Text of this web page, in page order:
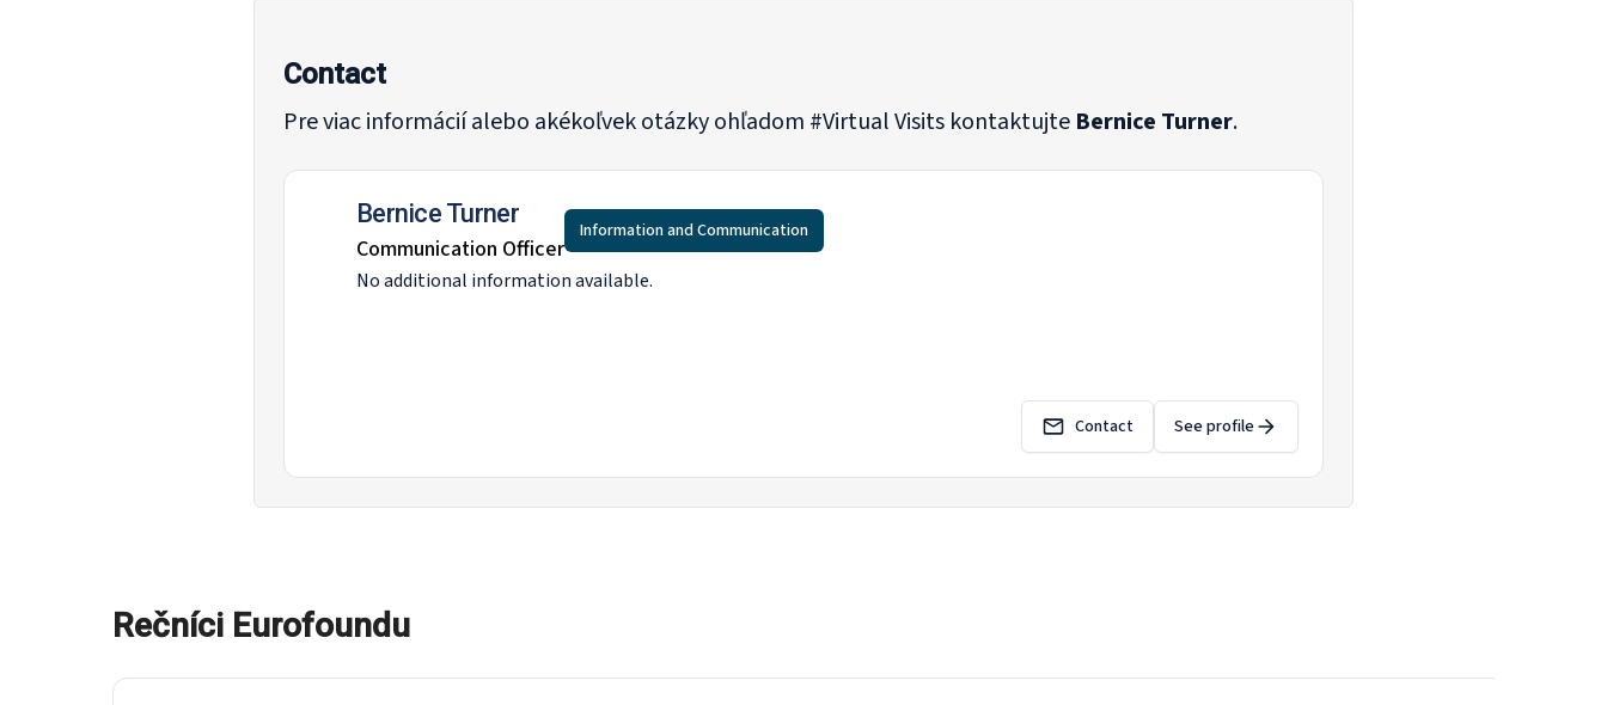
Contact
Pre viac informácií alebo akékoľvek otázky ohľadom #Virtual Visits kontaktujte Bernice Turner.
Bernice Turner
Communication Officer
Information and Communication
No additional information available.
Contact See profile
Rečníci Eurofoundu